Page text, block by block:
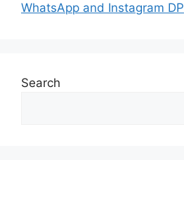
WhatsApp and Instagram DP
Search